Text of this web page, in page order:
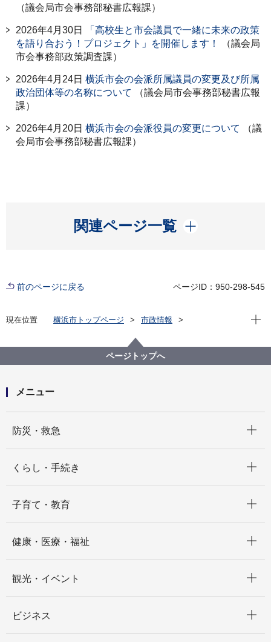
（議会局市会事務部秘書広報課）
2026年4月30日
「高校生と市会議員で一緒に未来の政策
を語り合おう！プロジェクト」を開催します！
（議会局
市会事務部政策調査課）
2026年4月24日 横浜市会の会派所属議員の変更及び所属
政治団体等の名称について
（議会局市会事務部秘書広報
課）
2026年4月20日 横浜市会の会派役員の変更について
（議
会局市会事務部秘書広報課）
関連ページ一覧
開く
前のページに戻る ページID：950-298-545
現在位置 横浜市トップページ
市政情報
現在
ページトップへ
メニュー
防災・救急
くらし・手続き
子育て・教育
健康・医療・福祉
観光・イベント
ビジネス